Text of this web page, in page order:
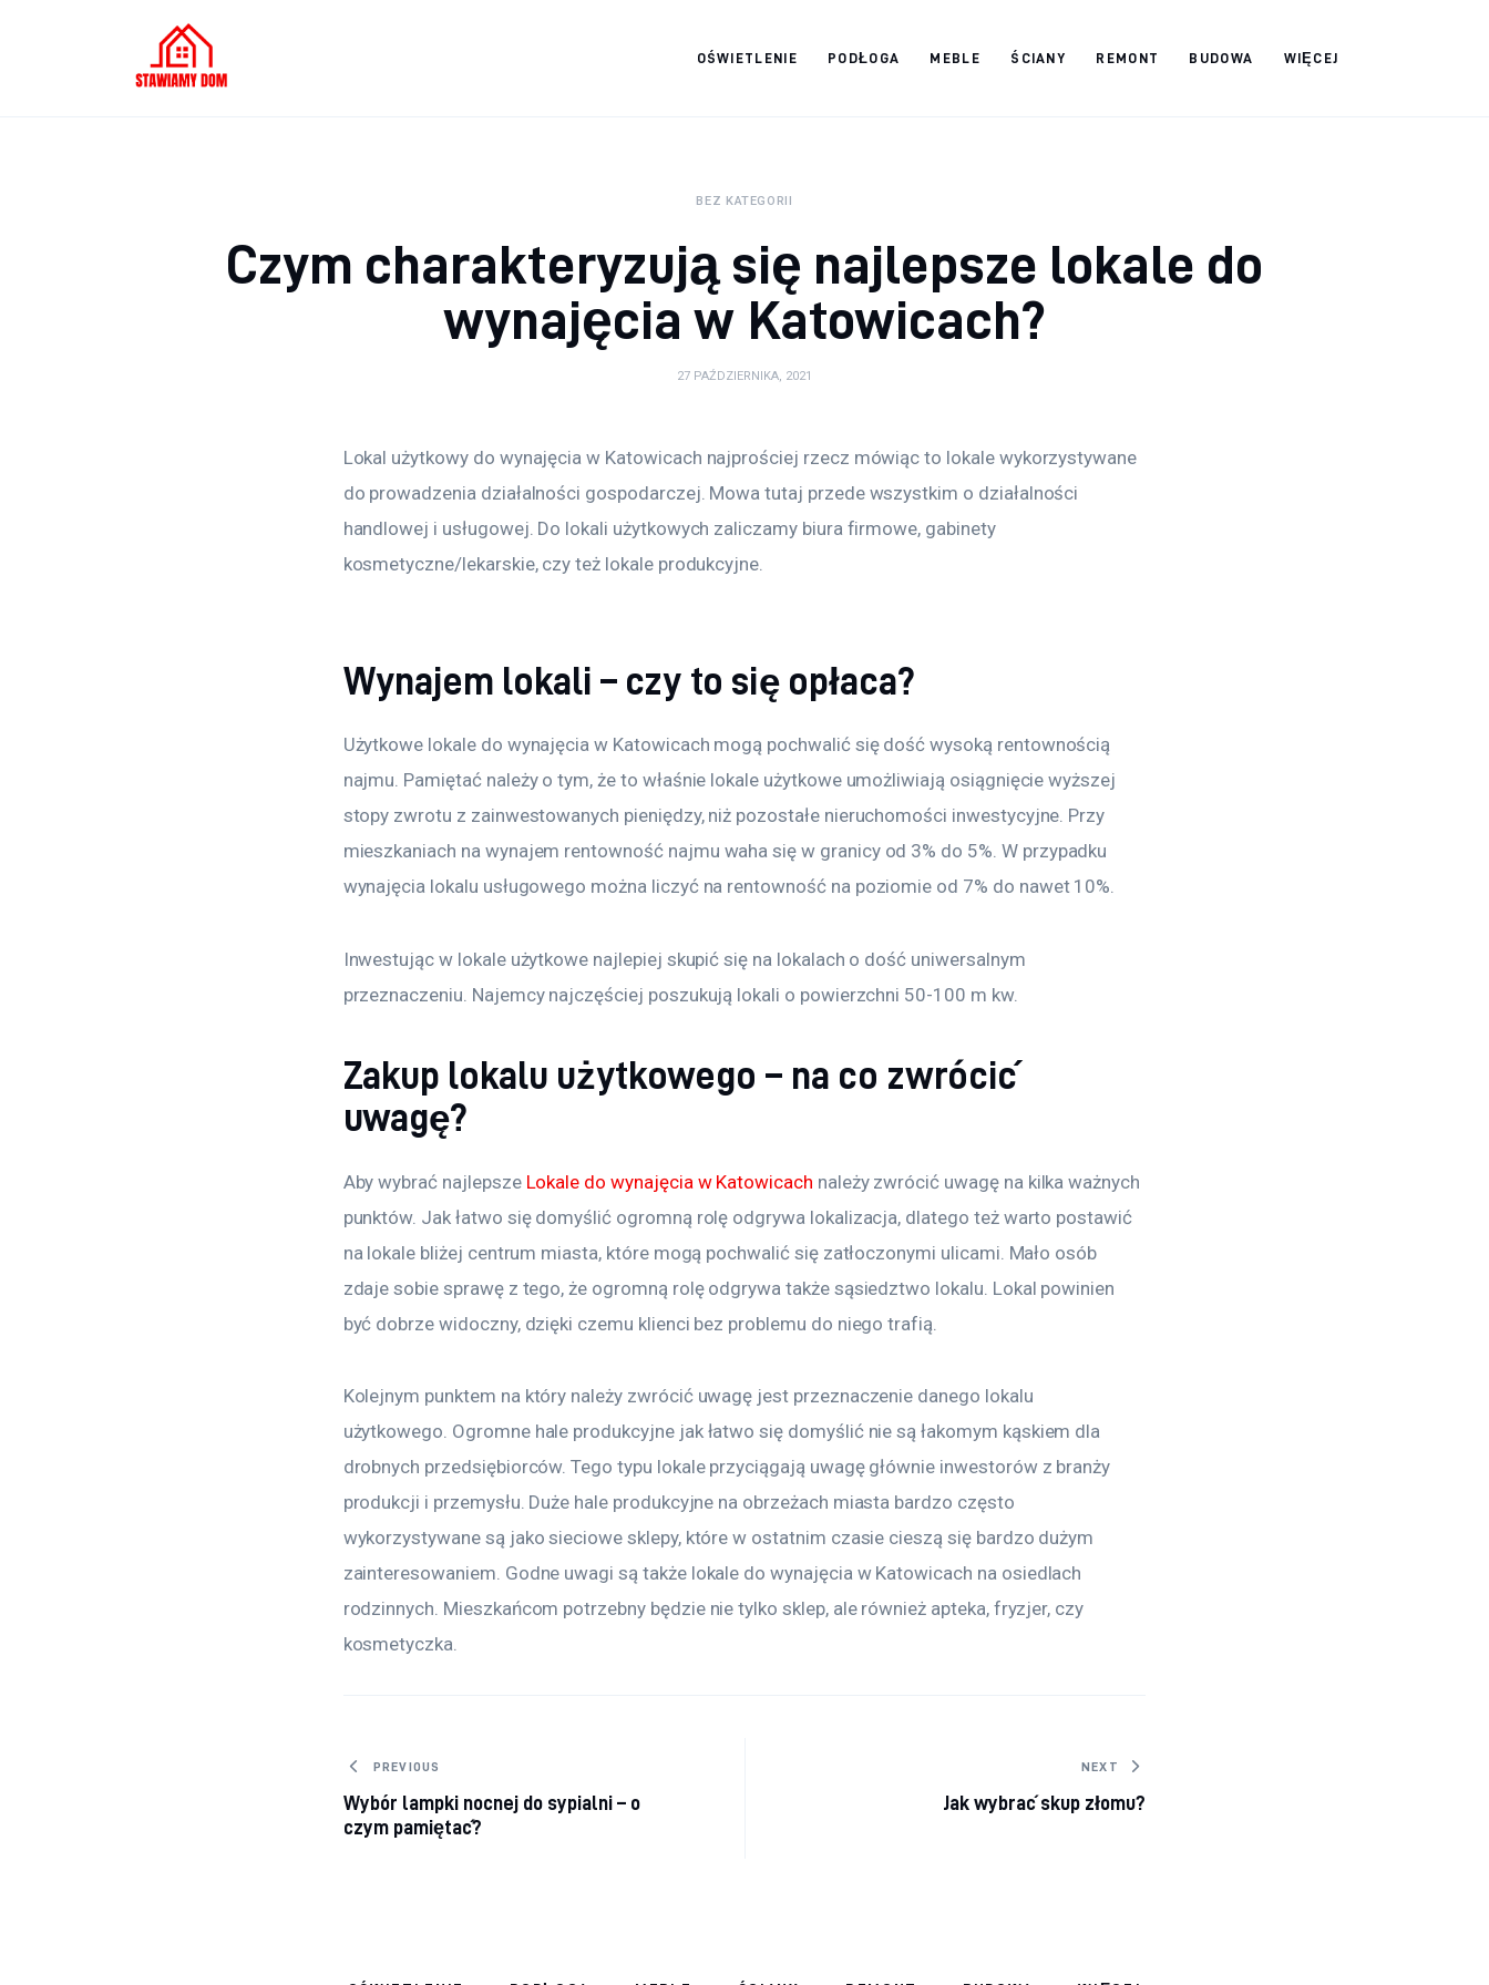
OŚWIETLENIE PODŁOGA MEBLE ŚCIANY REMONT BUDOWA WIĘCEJ
BEZ KATEGORII
Czym charakteryzują się najlepsze lokale do
wynajęcia w Katowicach?
27 PAŹDZIERNIKA, 2021
Lokal użytkowy do wynajęcia w Katowicach najprościej rzecz mówiąc to lokale wykorzystywane
do prowadzenia działalności gospodarczej. Mowa tutaj przede wszystkim o działalności
handlowej i usługowej. Do lokali użytkowych zaliczamy biura firmowe, gabinety
kosmetyczne/lekarskie, czy też lokale produkcyjne.
Wynajem lokali – czy to się opłaca?
Użytkowe lokale do wynajęcia w Katowicach mogą pochwalić się dość wysoką rentownością
najmu. Pamiętać należy o tym, że to właśnie lokale użytkowe umożliwiają osiągnięcie wyższej
stopy zwrotu z zainwestowanych pieniędzy, niż pozostałe nieruchomości inwestycyjne. Przy
mieszkaniach na wynajem rentowność najmu waha się w granicy od 3% do 5%. W przypadku
wynajęcia lokalu usługowego można liczyć na rentowność na poziomie od 7% do nawet 10%.
Inwestując w lokale użytkowe najlepiej skupić się na lokalach o dość uniwersalnym
przeznaczeniu. Najemcy najczęściej poszukują lokali o powierzchni 50-100 m kw.
Zakup lokalu użytkowego – na co zwrócić
uwagę?
Aby wybrać najlepsze Lokale do wynajęcia w Katowicach należy zwrócić uwagę na kilka ważnych
punktów. Jak łatwo się domyślić ogromną rolę odgrywa lokalizacja, dlatego też warto postawić
na lokale bliżej centrum miasta, które mogą pochwalić się zatłoczonymi ulicami. Mało osób
zdaje sobie sprawę z tego, że ogromną rolę odgrywa także sąsiedztwo lokalu. Lokal powinien
być dobrze widoczny, dzięki czemu klienci bez problemu do niego trafią.
Kolejnym punktem na który należy zwrócić uwagę jest przeznaczenie danego lokalu
użytkowego. Ogromne hale produkcyjne jak łatwo się domyślić nie są łakomym kąskiem dla
drobnych przedsiębiorców. Tego typu lokale przyciągają uwagę głównie inwestorów z branży
produkcji i przemysłu. Duże hale produkcyjne na obrzeżach miasta bardzo często
wykorzystywane są jako sieciowe sklepy, które w ostatnim czasie cieszą się bardzo dużym
zainteresowaniem. Godne uwagi są także lokale do wynajęcia w Katowicach na osiedlach
rodzinnych. Mieszkańcom potrzebny będzie nie tylko sklep, ale również apteka, fryzjer, czy
kosmetyczka.
Nawigacja
wpisu
PREVIOUS
Wybór lampki nocnej do sypialni – o
czym pamiętać?
NEXT
Jak wybrać skup złomu?